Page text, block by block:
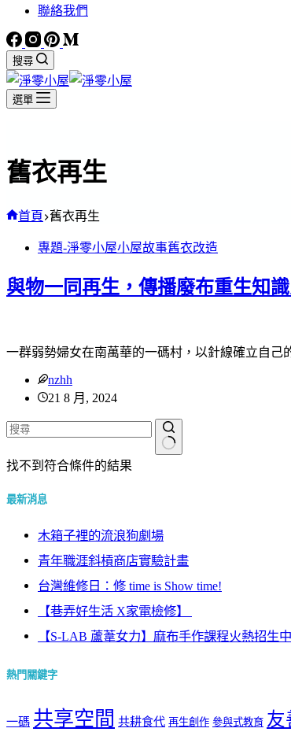
聯絡我們
搜尋
選單
舊衣再生
首頁 舊衣再生
專題-淨零小屋小屋故事舊衣改造
與物一同再生，傳播廢布重生知
一群弱勢婦女在南萬華的一碼村，以針線確立自己
nzhh
21 8 月, 2024
找不到符合條件的結果
最新消息
木箱子裡的流浪狗劇場
青年職涯斜槓商店實驗計畫
台灣維修日：修 time is Show time!
【巷弄好生活 X家電檢修】 ​
【S-LAB 蘆葦女力】麻布手作課程火熱招生中
熱門關鍵字
一碼 共享空間 共耕食代 再生創作 參與式教育 友